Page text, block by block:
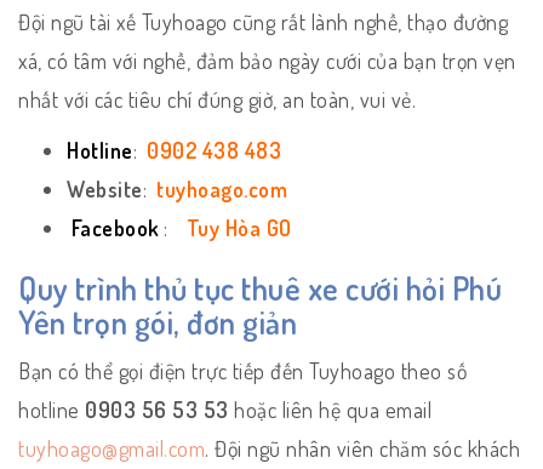
Đội ngũ tài xế Tuyhoago cũng rất lành nghề, thạo đường
xá, có tâm với nghề, đảm bảo ngày cưới của bạn trọn vẹn
nhất với các tiêu chí đúng giờ, an toàn, vui vẻ.
Hotline: 0902 438 483
Website: tuyhoago.com
Facebook : Tuy Hòa GO
Quy trình thủ tục thuê xe cưới hỏi Phú
Yên trọn gói, đơn giản
Bạn có thể gọi điện trực tiếp đến Tuyhoago theo số
hotline 0903 56 53 53 hoặc liên hệ qua email
tuyhoago@gmail.com. Đội ngũ nhân viên chăm sóc khách